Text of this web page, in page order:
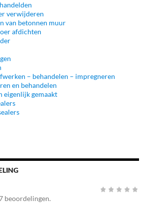
verwijderen
van betonnen muur
afdichten
– behandelen – impregneren
en behandelen
eigenlijk gemaakt
beoordelingen.